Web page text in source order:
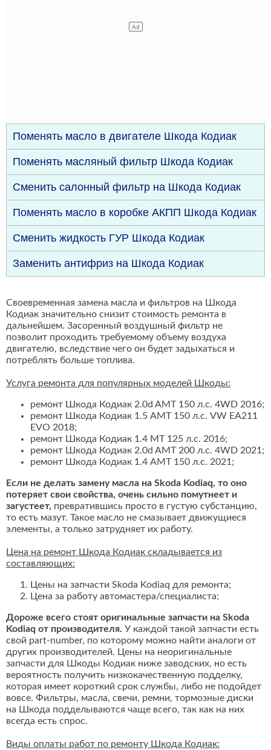
Поменять масло в двигателе Шкода Кодиак
Поменять масляный фильтр Шкода Кодиак
Сменить салонный фильтр на Шкода Кодиак
Поменять масло в коробке АКПП Шкода Кодиак
Сменить жидкость ГУР Шкода Кодиак
Заменить антифриз на Шкода Кодиак
Своевременная замена масла и фильтров на Шкода
Кодиак значительно снизит стоимость ремонта в
дальнейшем. Засоренный воздушный фильтр не
позволит проходить требуемому объему воздуха
двигателю, вследствие чего он будет задыхаться и
потреблять больше топлива.
Услуга ремонта для популярных моделей Шкоды:
ремонт Шкода Кодиак 2.0d AMT 150 л.с. 4WD 2016;
ремонт Шкода Кодиак 1.5 AMT 150 л.с. VW EA211
EVO 2018;
ремонт Шкода Кодиак 1.4 MT 125 л.с. 2016;
ремонт Шкода Кодиак 2.0d AMT 200 л.с. 4WD 2021;
ремонт Шкода Кодиак 1.4 AMT 150 л.с. 2021;
Если не делать замену масла на Skoda Kodiaq, то оно
потеряет свои свойства, очень сильно помутнеет и
загустеет, превратившись просто в густую субстанцию,
то есть мазут. Такое масло не смазывает движущиеся
элементы, а только затрудняет их работу.
Цена на ремонт Шкода Кодиак складывается из
составляющих:
Цены на запчасти Skoda Kodiaq для ремонта;
Цена за работу автомастера/специалиста;
Дороже всего стоят оригинальные запчасти на Skoda
Kodiaq от производителя. У каждой такой запчасти есть
свой part-number, по которому можно найти аналоги от
других производителей. Цены на неоригинальные
запчасти для Шкоды Кодиак ниже заводских, но есть
вероятность получить низкокачественную подделку,
которая имеет короткий срок службы, либо не подойдет
вовсе. Фильтры, масла, свечи, ремни, тормозные диски
на Шкода подделываются чаще всего, так как на них
всегда есть спрос.
Виды оплаты работ по ремонту Шкода Кодиак: